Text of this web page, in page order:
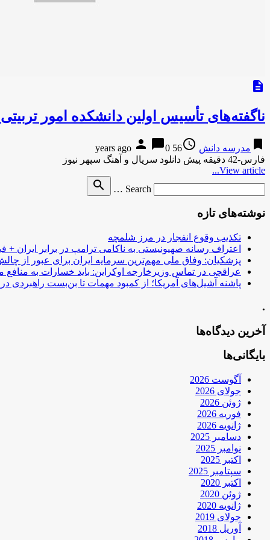
description
ناگفته‌های تأسیس اولین دانشکده امور
bookmark مدرسه دانش access_time
56 years ago
person chat_bubble0
فارس-42 دقیقه پیش دانلود سریال و آهنگ سپهر نیوز
View article...
Search …
search
نوشته‌های تازه
تکذیب وقوع انفجار در مرز شلمچه
اعتراف رسانه صهیونیستی به ناکامی ترامپ در برابر ایران +
پزشکیان: وفاق ملی مهم‌ترین سرمایه ایران برای عبور از
عراقچی در تماس وزیرخارجه اوکراین: باید خسارات به منافع
پاشنه آشیل‌های آمریکا؛ از کمبود مهمات تا بن‌بست راهبردی در
.
آخرین دیدگاه‌ها
بایگانی‌ها
آگوست 2026
جولای 2026
ژوئن 2026
فوریه 2026
ژانویه 2026
دسامبر 2025
نوامبر 2025
اکتبر 2025
سپتامبر 2025
اکتبر 2020
ژوئن 2020
ژانویه 2020
جولای 2019
آوریل 2018